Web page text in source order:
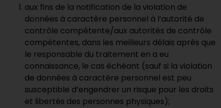
aux fins de la notification de la violation de
données à caractère personnel à l’autorité de
contrôle compétente/aux autorités de contrôle
compétentes, dans les meilleurs délais après que
le responsable du traitement en a eu
connaissance, le cas échéant (sauf si la violation
de données à caractère personnel est peu
susceptible d’engendrer un risque pour les droits
et libertés des personnes physiques);